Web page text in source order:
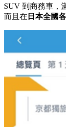
SUV 到商務車，
而且在 日本全國